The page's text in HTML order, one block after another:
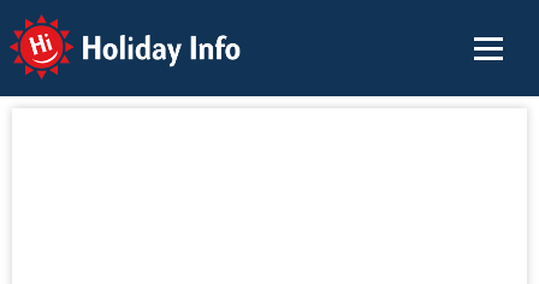
Holiday Info